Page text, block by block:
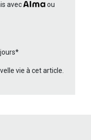
avec ou
vie à cet article.